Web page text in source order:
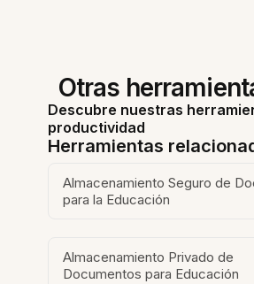
Otras
Descubre nuestras
productividad
Herramientas
Almacenamiento Seguro de
para la Educación
Almacenamiento Privado de
Documentos para Educación